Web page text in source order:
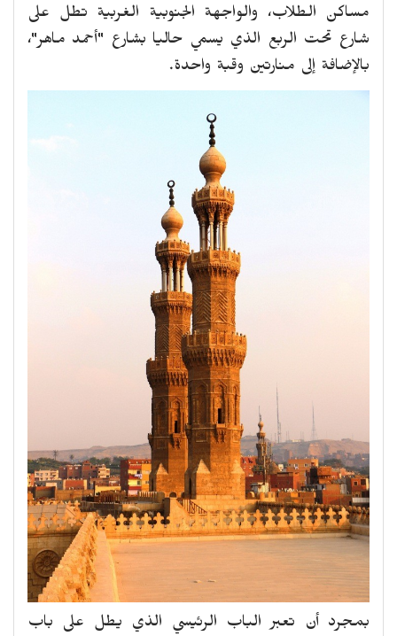
مساكن الطلاب، والواجهة الجنوبية الغربية تطل على
شارع تحت الربع الذي يسمي حاليا بشارع "أحمد ماهر"،
بالإضافة إلى منارتين وقبة واحدة.
بمجرد أن تعبر الباب الرئيسي الذي يطل على باب